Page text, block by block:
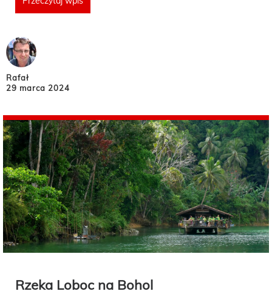
Rafał
29 marca 2024
Rzeka Loboc na Bohol